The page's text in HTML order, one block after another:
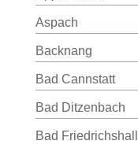
Aspach
Backnang
Bad Cannstatt
Bad Ditzenbach
Bad Friedrichshall